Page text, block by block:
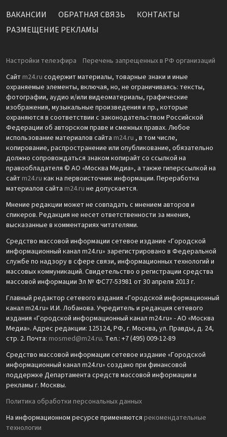
ВАКАНСИИ ОБРАТНАЯ СВЯЗЬ
КОНТАКТЫ
РАЗМЕЩЕНИЕ РЕКЛАМЫ
Настройки телеэфира
Перечень запрещенных в РФ организаций
Сайт m24.ru содержит материалы, товарные знаки и иные
охраняемые элементы, включая, но, не ограничиваясь: тексты,
фотографии, аудио и/или видеоматериалы, графические
изображения, музыкальные произведения и пр., которые
охраняются в соответствии с законодательством Российской
Федерации об авторском праве и смежных правах. Любое
использование материалов сайта m24.ru , в том числе,
копирование, распространение или опубликование, обязательно
должно сопровождаться знаком копирайт со ссылкой на
правообладателя © АО «Москва Медиа», а также гиперссылкой на
сайт m24.ru как на первоисточник информации. Переработка
материалов сайта m24.ru не допускается.
Мнение редакции может не совпадать с мнением авторов и
спикеров. Редакция не несет ответственности за мнения,
высказанные в комментариях читателями.
Средство массовой информации сетевое издание «Городской
информационный канал m24.ru» зарегистрировано в Федеральной
службе по надзору в сфере связи, информационных технологий и
массовых коммуникаций. Свидетельство о регистрации средства
массовой информации Эл № ФС77-53981 от 30 апреля 2013 г.
Главный редактор сетевого издания «Городской информационный
канал m24.ru» И.И. Лобанова. Учредитель и редакция сетевого
издания «Городской информационный канал m24.ru» - АО «Москва
Медиа». Адрес редакции: 125124, РФ, г. Москва, ул. Правды, д. 24,
стр. 2. Почта: mosmed@m24.ru. Тел.: +7 (495) 009-12-89
Средство массовой информации сетевое издание «Городской
информационный канал m24.ru» создано при финансовой
поддержке Департамента средств массовой информации и
рекламы г. Москвы.
Политика обработки персональных данных
На информационном ресурсе применяются рекомендательные
технологии